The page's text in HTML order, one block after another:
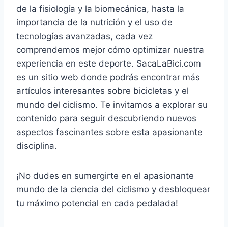
de la fisiología y la biomecánica, hasta la
importancia de la nutrición y el uso de
tecnologías avanzadas, cada vez
comprendemos mejor cómo optimizar nuestra
experiencia en este deporte. SacaLaBici.com
es un sitio web donde podrás encontrar más
artículos interesantes sobre bicicletas y el
mundo del ciclismo. Te invitamos a explorar su
contenido para seguir descubriendo nuevos
aspectos fascinantes sobre esta apasionante
disciplina.
¡No dudes en sumergirte en el apasionante
mundo de la ciencia del ciclismo y desbloquear
tu máximo potencial en cada pedalada!